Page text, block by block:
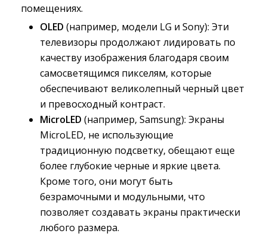
помещениях.
OLED (например, модели LG и Sony): Эти
телевизоры продолжают лидировать по
качеству изображения благодаря своим
самосветящимся пикселям, которые
обеспечивают великолепный черный цвет
и превосходный контраст.
MicroLED (например, Samsung): Экраны
MicroLED, не использующие
традиционную подсветку, обещают еще
более глубокие черные и яркие цвета.
Кроме того, они могут быть
безрамочными и модульными, что
позволяет создавать экраны практически
любого размера.